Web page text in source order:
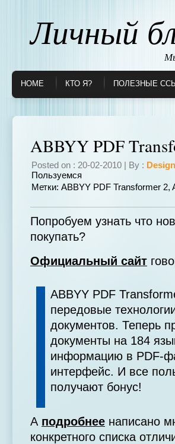
Личный
HOME КТО Я? ПОЛЕЗНЫЕ
ABBYY PDF
Posted on : 20-02-2010 | By :
Пользуемся
Метки: ABBYY PDF Transformer 2,
Попробуем узнать что
покупать?
Официальный сайт
ABBYY PDF
передовые
документов. Теперь
документы на 184
информацию в PDF-
интерфейс. И все
получают бонус!
А подробнее написано
конкретного списка